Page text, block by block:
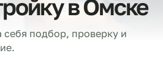
вОмске
подбор, проверку и